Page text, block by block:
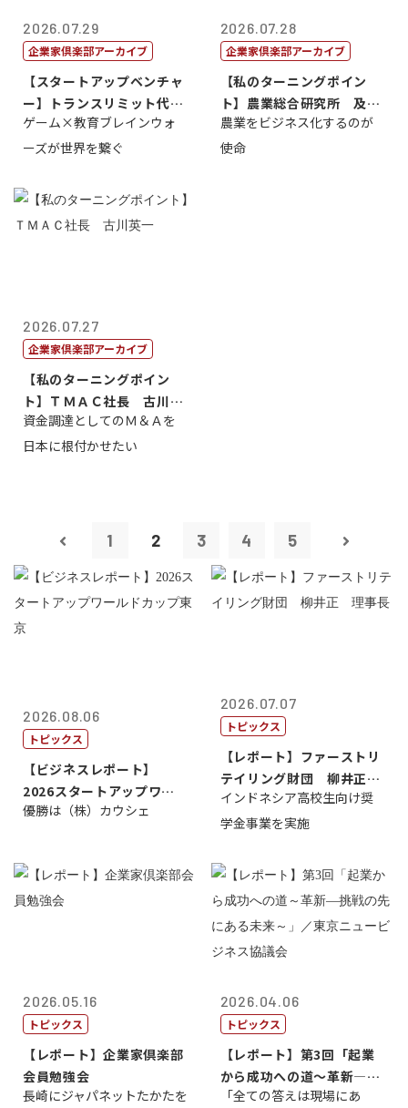
2026.07.29
企業家倶楽部アーカイブ
【スタートアップベンチャ
ー】トランスリミット代表
取締役社長 ...
ゲーム×教育ブレインウォ
ーズが世界を繋ぐ
2026.07.28
企業家倶楽部アーカイブ
【私のターニングポイン
ト】農業総合研究所 及川
智正
農業をビジネス化するのが
使命
2026.07.27
企業家倶楽部アーカイブ
【私のターニングポイン
ト】ＴＭＡＣ社長 古川英
一
資金調達としてのＭ＆Ａを
日本に根付かせたい
1 2 3 4 5
2026.08.06
トピックス
【ビジネスレポート】
2026スタートアップワー
ルドカップ東京
優勝は（株）カウシェ
2026.07.07
トピックス
【レポート】ファーストリ
テイリング財団 柳井正
理事長
インドネシア高校生向け奨
学金事業を実施
2026.05.16
トピックス
【レポート】企業家倶楽部
会員勉強会
長崎にジャパネットたかたを
2026.04.06
トピックス
【レポート】第3回「起業
から成功への道～革新―挑
戦の先にある...
「全ての答えは現場にあ